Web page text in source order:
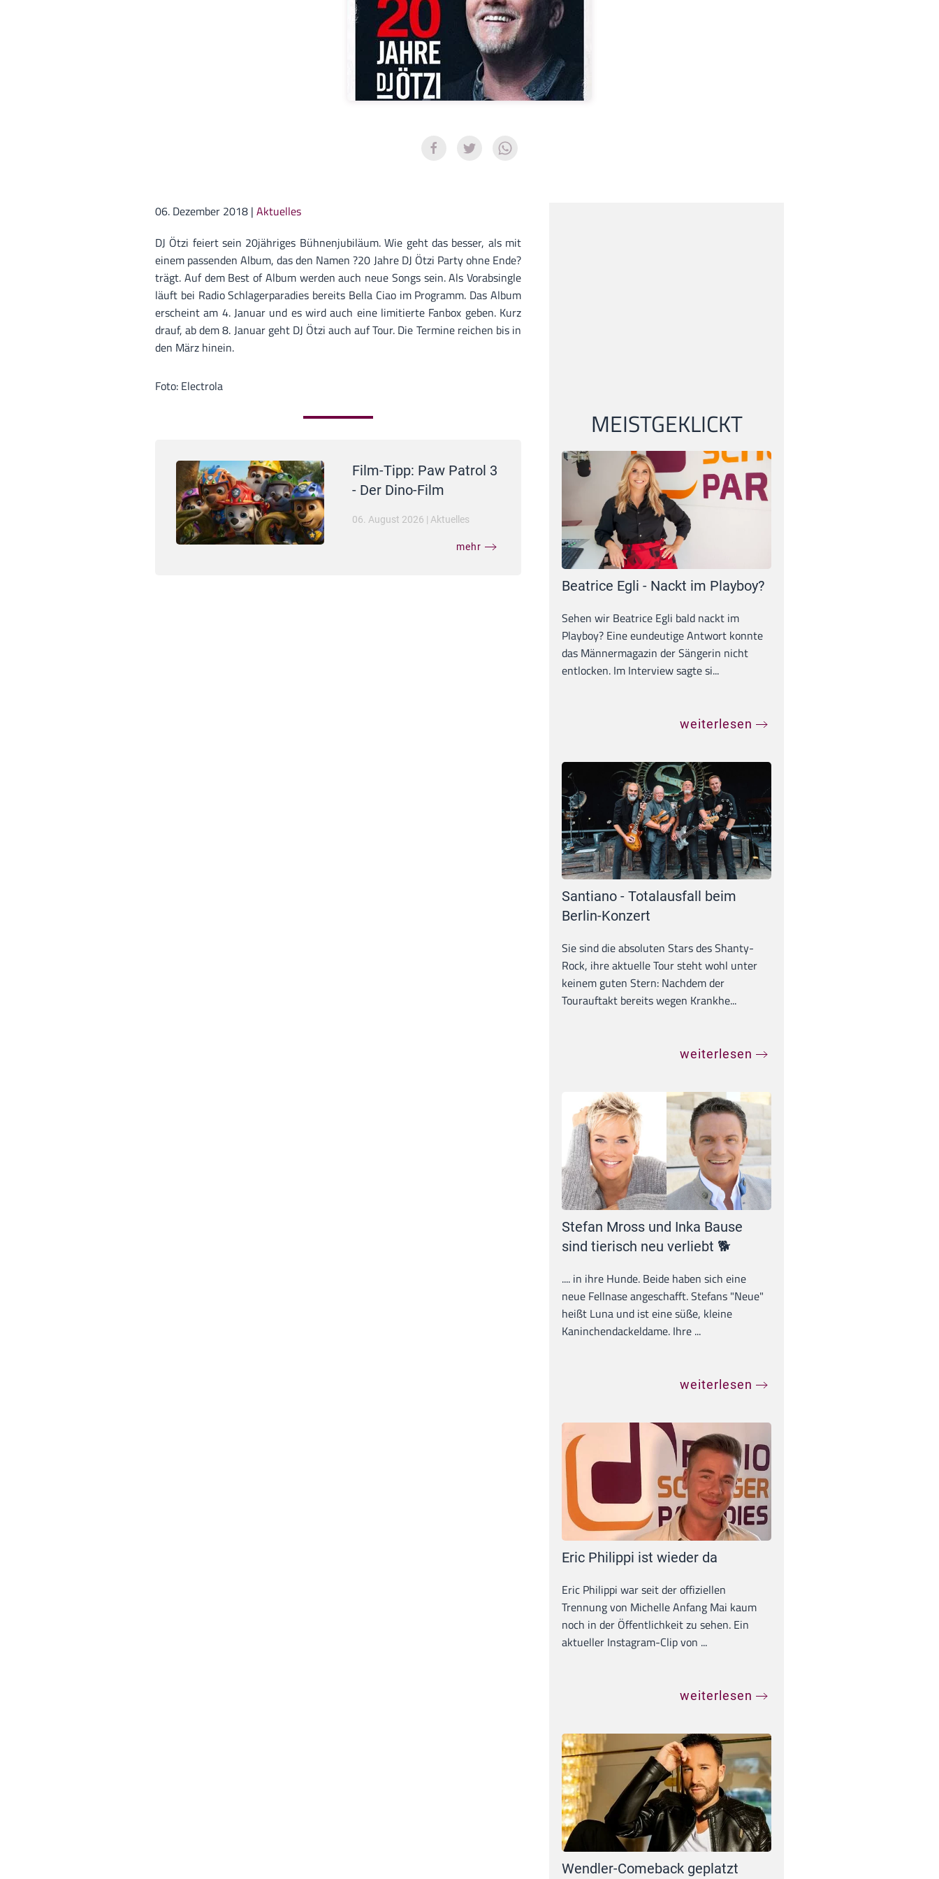
06. Dezember 2018 | Aktuelles
DJ Ötzi feiert sein 20jähriges Bühnenjubiläum. Wie geht das besser, als mit
einem passenden Album, das den Namen ?20 Jahre DJ Ötzi Party ohne Ende?
trägt. Auf dem Best of Album werden auch neue Songs sein. Als Vorabsingle
läuft bei Radio Schlagerparadies bereits Bella Ciao im Programm. Das Album
erscheint am 4. Januar und es wird auch eine limitierte Fanbox geben. Kurz
drauf, ab dem 8. Januar geht DJ Ötzi auch auf Tour. Die Termine reichen bis in
den März hinein.
Foto: Electrola
Film-Tipp: Paw Patrol 3
- Der Dino-Film
06. August 2026 | Aktuelles
mehr
MEISTGEKLICKT
Beatrice Egli - Nackt im Playboy?
Sehen wir Beatrice Egli bald nackt im
Playboy? Eine eundeutige Antwort konnte
das Männermagazin der Sängerin nicht
entlocken. Im Interview sagte si...
weiterlesen
Santiano - Totalausfall beim
Berlin-Konzert
Sie sind die absoluten Stars des Shanty-
Rock, ihre aktuelle Tour steht wohl unter
keinem guten Stern: Nachdem der
Tourauftakt bereits wegen Krankhe...
weiterlesen
Stefan Mross und Inka Bause
sind tierisch neu verliebt 🐕
.... in ihre Hunde. Beide haben sich eine
neue Fellnase angeschafft. Stefans "Neue"
heißt Luna und ist eine süße, kleine
Kaninchendackeldame. Ihre ...
weiterlesen
Eric Philippi ist wieder da
Eric Philippi war seit der offiziellen
Trennung von Michelle Anfang Mai kaum
noch in der Öffentlichkeit zu sehen. Ein
aktueller Instagram-Clip von ...
weiterlesen
Wendler-Comeback geplatzt